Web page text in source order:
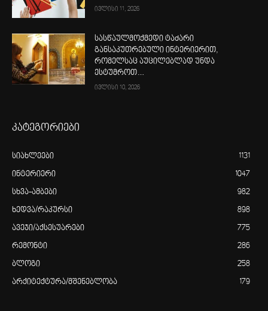
ივლისი 11, 2026
სასწაულმოქმედი ტაძარი
განსაკუთრებული ინტერიერით,
რომელსაც აუცილებლად უნდა
ესტუმროთ…
ივლისი 10, 2026
კატეგორიები
სიახლეები 1131
ინტერიერი 1047
სხვა-ამბები 982
ხედვა/რაკურსი 898
ავეჯი/აქსესუარები 775
რემონტი 286
ბლოგი 258
არქიტექტურა/მშენებლობა 179